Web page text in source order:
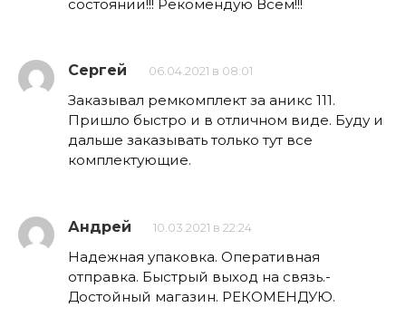
состоянии!!! Рекомендую Всем!!!
Сергей 06.04.2021 в 08:01
Заказывал ремкомплект за аникс 111.
Пришло быстро и в отличном виде. Буду и
дальше заказывать только тут все
комплектующие.
Андрей 10.03.2021 в 22:24
Надежная упаковка. Оперативная
отправка. Быстрый выход на связь.-
Достойный магазин. РЕКОМЕНДУЮ.